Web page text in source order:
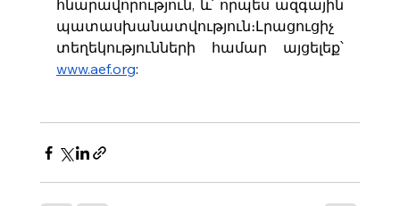
հնարավորություն, և՛ որպես ազգային
պատասխանատվություն։Լրացուցիչ
www.aef.org: